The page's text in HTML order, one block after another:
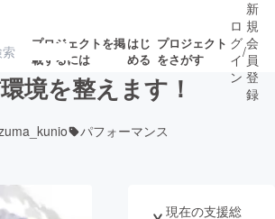
プロジェクトを掲
載するには
はじ
める
プロジェクト
をさがす
ロ
グ
イ
ン
/
新
規
会
員
登
録
境を整えます！
パフォーマンス
現在の支援総